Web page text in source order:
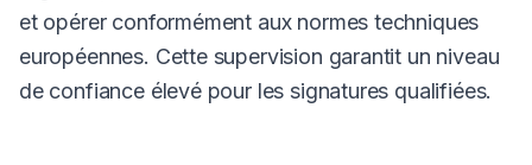
et opérer conformément aux normes techniques
européennes. Cette supervision garantit un niveau
de confiance élevé pour les signatures qualifiées.